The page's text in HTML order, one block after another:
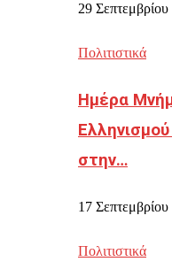
29
Πολιτιστικά
Ημέρα
στην…
17
Πολιτιστικά